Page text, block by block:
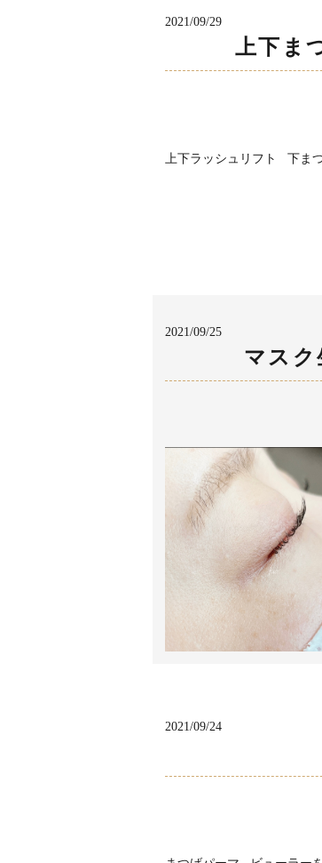
2021/09/29
上下ま
上下ラッシュリフト 下ま
2021/09/25
マスク
2021/09/24